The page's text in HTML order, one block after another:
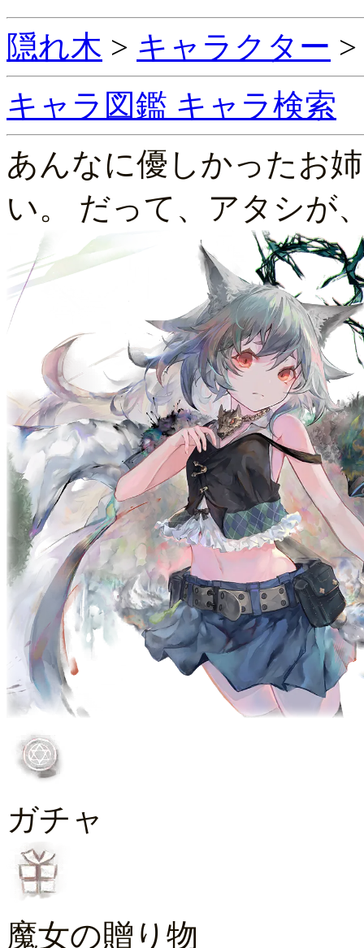
隠れ木 > キャラクター >
キャラ図鑑 キャラ検索
あんなに優しかったお
い。 だって、アタシ
ガチャ
魔女の贈り物